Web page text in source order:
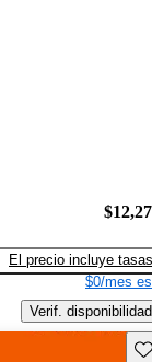
El precio incluye tasas
$0/mes
Verif. disponibilidad